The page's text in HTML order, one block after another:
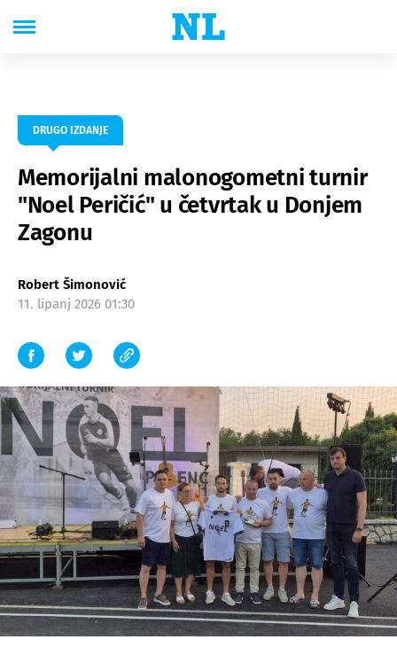
DRUGO IZDANJE
Memorijalni malonogometni turnir
"Noel Peričić" u četvrtak u Donjem
Zagonu
Robert Šimonović
11. lipanj 2026 01:30